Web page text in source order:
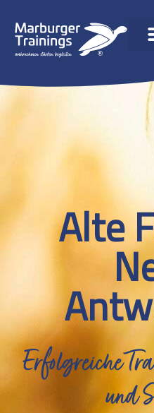
Alte
Erfolgreiche
und